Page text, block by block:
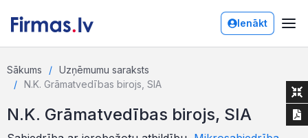
Ienākt
Sākums
Uzņēmumu saraksts
N.K. Grāmatvedības birojs, SIA
N.K. Grāmatvedības birojs, SIA